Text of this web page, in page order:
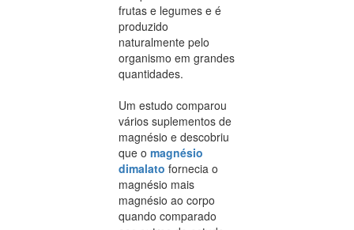
frutas e legumes e é
produzido
naturalmente pelo
organismo em grandes
quantidades.
Um estudo comparou
vários suplementos de
magnésio e descobriu
que o magnésio
dimalato fornecia o
magnésio mais
magnésio ao corpo
quando comparado